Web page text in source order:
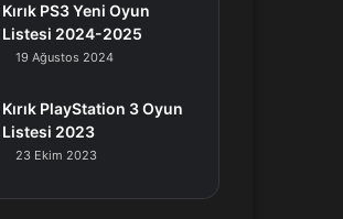
Kırık PS3 Yeni Oyun
Listesi 2024-2025
19 Ağustos 2024
Kırık PlayStation 3 Oyun
Listesi 2023
23 Ekim 2023